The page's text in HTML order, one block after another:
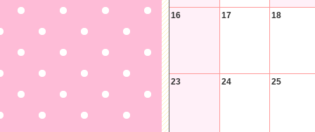
16 17 18
23 24 25